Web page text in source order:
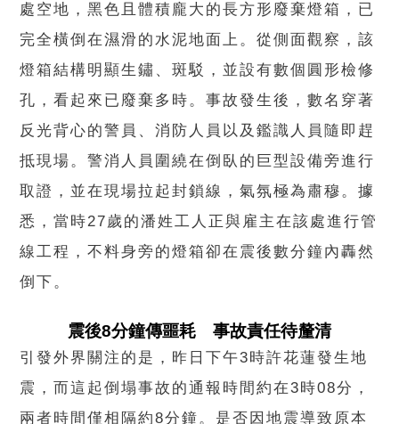
處空地，黑色且體積龐大的長方形廢棄燈箱，已
完全橫倒在濕滑的水泥地面上。從側面觀察，該
燈箱結構明顯生鏽、斑駁，並設有數個圓形檢修
孔，看起來已廢棄多時。事故發生後，數名穿著
反光背心的警員、消防人員以及鑑識人員隨即趕
抵現場。警消人員圍繞在倒臥的巨型設備旁進行
取證，並在現場拉起封鎖線，氣氛極為肅穆。據
悉，當時27歲的潘姓工人正與雇主在該處進行管
線工程，不料身旁的燈箱卻在震後數分鐘內轟然
倒下。
震後8分鐘傳噩耗 事故責任待釐清
引發外界關注的是，昨日下午3時許花蓮發生地
震，而這起倒塌事故的通報時間約在3時08分，
兩者時間僅相隔約8分鐘。是否因地震導致原本